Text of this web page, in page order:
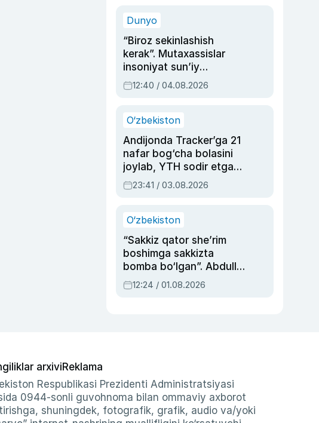
Dunyo
“Biroz sekinlashish
kerak”. Mutaxassislar
insoniyat sun’iy
intellektni boshqara
olmay qolishidan xavotir
12:40 / 04.08.2026
O‘zbekiston
Andijonda Tracker’ga 21
nafar bog‘cha bolasini
joylab, YTH sodir etgan
ayolga sud hukmi o‘qildi
23:41 / 03.08.2026
O‘zbekiston
“Sakkiz qator she’rim
boshimga sakkizta
bomba bo‘lgan”. Abdulla
Oripovni siyosiy
ayblovlardan asrab
12:24 / 01.08.2026
arxiviReklama
Respublikasi Prezidenti Administratsiyasi
0944-sonli guvohnoma bilan ommaviy axborot
shuningdek, fotografik, grafik, audio va/yoki